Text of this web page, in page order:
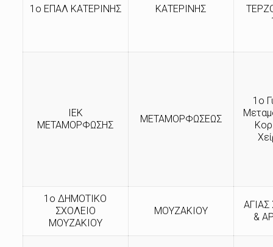
1ο ΕΠΑΛ ΚΑΤΕΡΙΝΗΣ ΚΑΤΕΡΙΝΗΣ
ΙΕΚ
ΜΕΤΑΜΟΡΦΩΣΗΣ
ΜΕΤΑΜΟΡΦΩΣΕΩΣ
1ο
1o ΔΗΜΟΤΙΚΟ
ΣΧΟΛΕΙΟ
ΜΟΥΖΑΚΙΟΥ
ΜΟΥΖΑΚΙΟΥ
ΑΓΙΑΣ
&